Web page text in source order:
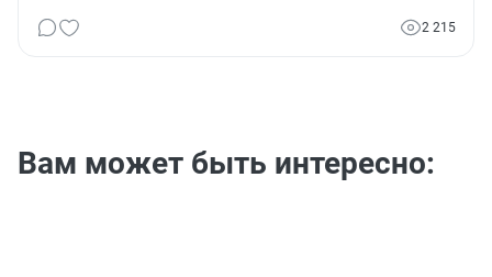
взыскать долг с моего тестя, у которого в собственности
2 215
Вам может быть интересно: